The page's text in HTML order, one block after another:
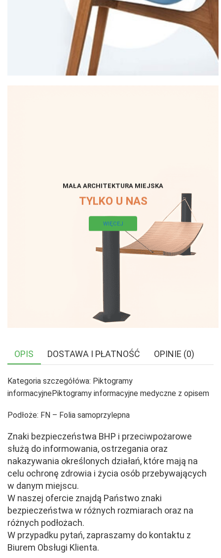
MAŁA ARCHITEKTURA MIEJSKA
TYLKO U NAS
WIĘCEJ
OPIS DOSTAWA I PŁATNOŚĆ OPINIE (0)
Kategoria szczegółówa: Piktogramy
informacyjnePiktogramy informacyjne medyczne z opisem
Podłoże: FN – Folia samoprzylepna
Znaki bezpieczeństwa BHP i przeciwpożarowe
służą do informowania, ostrzegania oraz
nakazywania określonych działań, które mają na
celu ochronę zdrowia i życia osób przebywających
w danym miejscu.
W naszej ofercie znajdą Państwo znaki
bezpieczeństwa w różnych rozmiarach oraz na
różnych podłożach.
W przypadku pytań, zapraszamy do kontaktu z
Biurem Obsługi Klienta.